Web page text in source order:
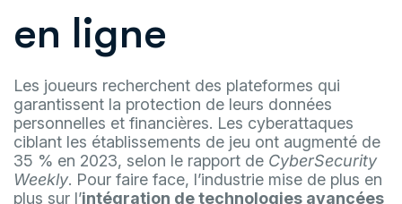
en ligne
Les joueurs recherchent des plateformes qui
garantissent la protection de leurs données
personnelles et financières. Les cyberattaques
ciblant les établissements de jeu ont augmenté de
35 % en 2023, selon le rapport de CyberSecurity
Weekly. Pour faire face, l’industrie mise de plus en
plus sur l’intégration de technologies avancées